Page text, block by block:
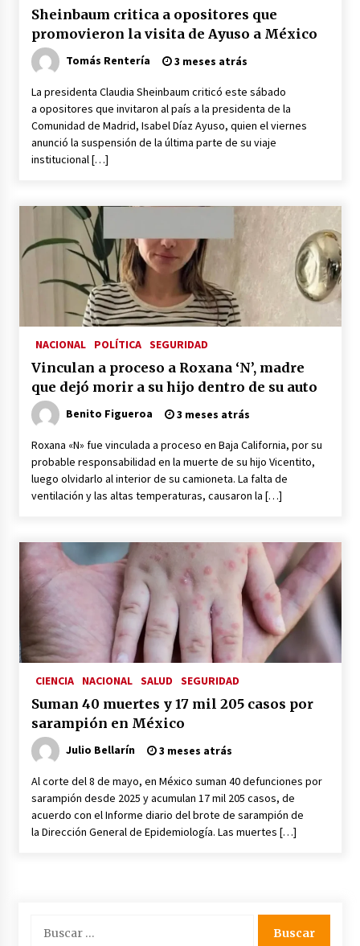
Zar antidrogas de EE.UU.: “vamos por los
políticos mexicanos que protegen al narco”
2 meses atrás
Trump anuncia acuerdo con Irán y el fin de
operaciones militares entre ambos países
2 meses atrás
México libraría posible arancel de EE.UU. en
85% de sus exportaciones
2 meses atrás
Sheinbaum critica a opositores que
promovieron la visita de Ayuso a México
Tomás Rentería 3 meses atrás
La presidenta Claudia Sheinbaum criticó este sábado
a opositores que invitaron al país a la presidenta de la
Comunidad de Madrid, Isabel Díaz Ayuso, quien el viernes
anunció la suspensión de la última parte de su viaje
institucional […]
NACIONAL POLÍTICA SEGURIDAD
Vinculan a proceso a Roxana ‘N’, madre
que dejó morir a su hijo dentro de su auto
Benito Figueroa 3 meses atrás
Roxana «N» fue vinculada a proceso en Baja California, por su
probable responsabilidad en la muerte de su hijo Vicentito,
luego olvidarlo al interior de su camioneta. La falta de
ventilación y las altas temperaturas, causaron la […]
CIENCIA NACIONAL SALUD SEGURIDAD
Suman 40 muertes y 17 mil 205 casos por
sarampión en México
Julio Bellarín 3 meses atrás
Al corte del 8 de mayo, en México suman 40 defunciones por
sarampión desde 2025 y acumulan 17 mil 205 casos, de
acuerdo con el Informe diario del brote de sarampión de
la Dirección General de Epidemiología. Las muertes […]